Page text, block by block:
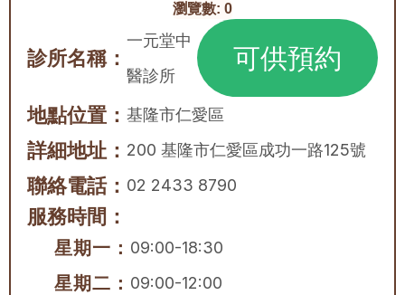
瀏覽數: 0
診所名稱：
一元堂中
醫診所
可供預約
地點位置： 基隆市仁愛區
詳細地址： 200 基隆市仁愛區成功一路125號
聯絡電話： 02 2433 8790
服務時間：
星期一： 09:00-18:30
星期二： 09:00-12:00